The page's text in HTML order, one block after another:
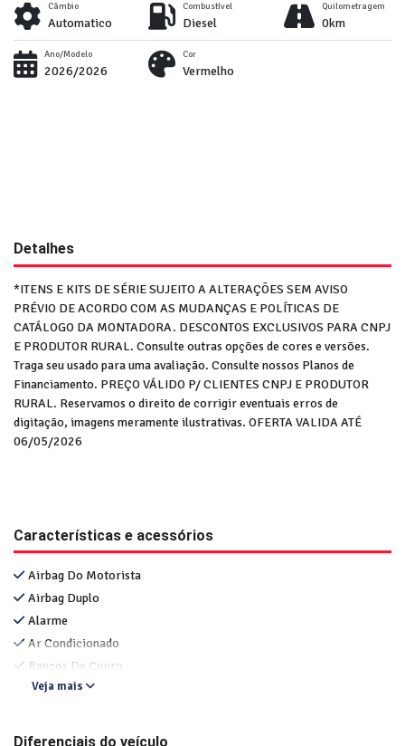
Câmbio
Automatico
Combustível
Diesel
Quilometragem
0km
Ano/Modelo
2026/2026
Cor
Vermelho
Detalhes
*ITENS E KITS DE SÉRIE SUJEITO A ALTERAÇÕES SEM AVISO
PRÉVIO DE ACORDO COM AS MUDANÇAS E POLÍTICAS DE
CATÁLOGO DA MONTADORA. DESCONTOS EXCLUSIVOS PARA CNPJ
E PRODUTOR RURAL. Consulte outras opções de cores e versões.
Traga seu usado para uma avaliação. Consulte nossos Planos de
Financiamento. PREÇO VÁLIDO P/ CLIENTES CNPJ E PRODUTOR
RURAL. Reservamos o direito de corrigir eventuais erros de
digitação, imagens meramente ilustrativas. OFERTA VALIDA ATÉ
06/05/2026
Características e acessórios
Airbag Do Motorista
Airbag Duplo
Alarme
Ar Condicionado
Bancos De Couro
Veja mais
Diferenciais do veículo